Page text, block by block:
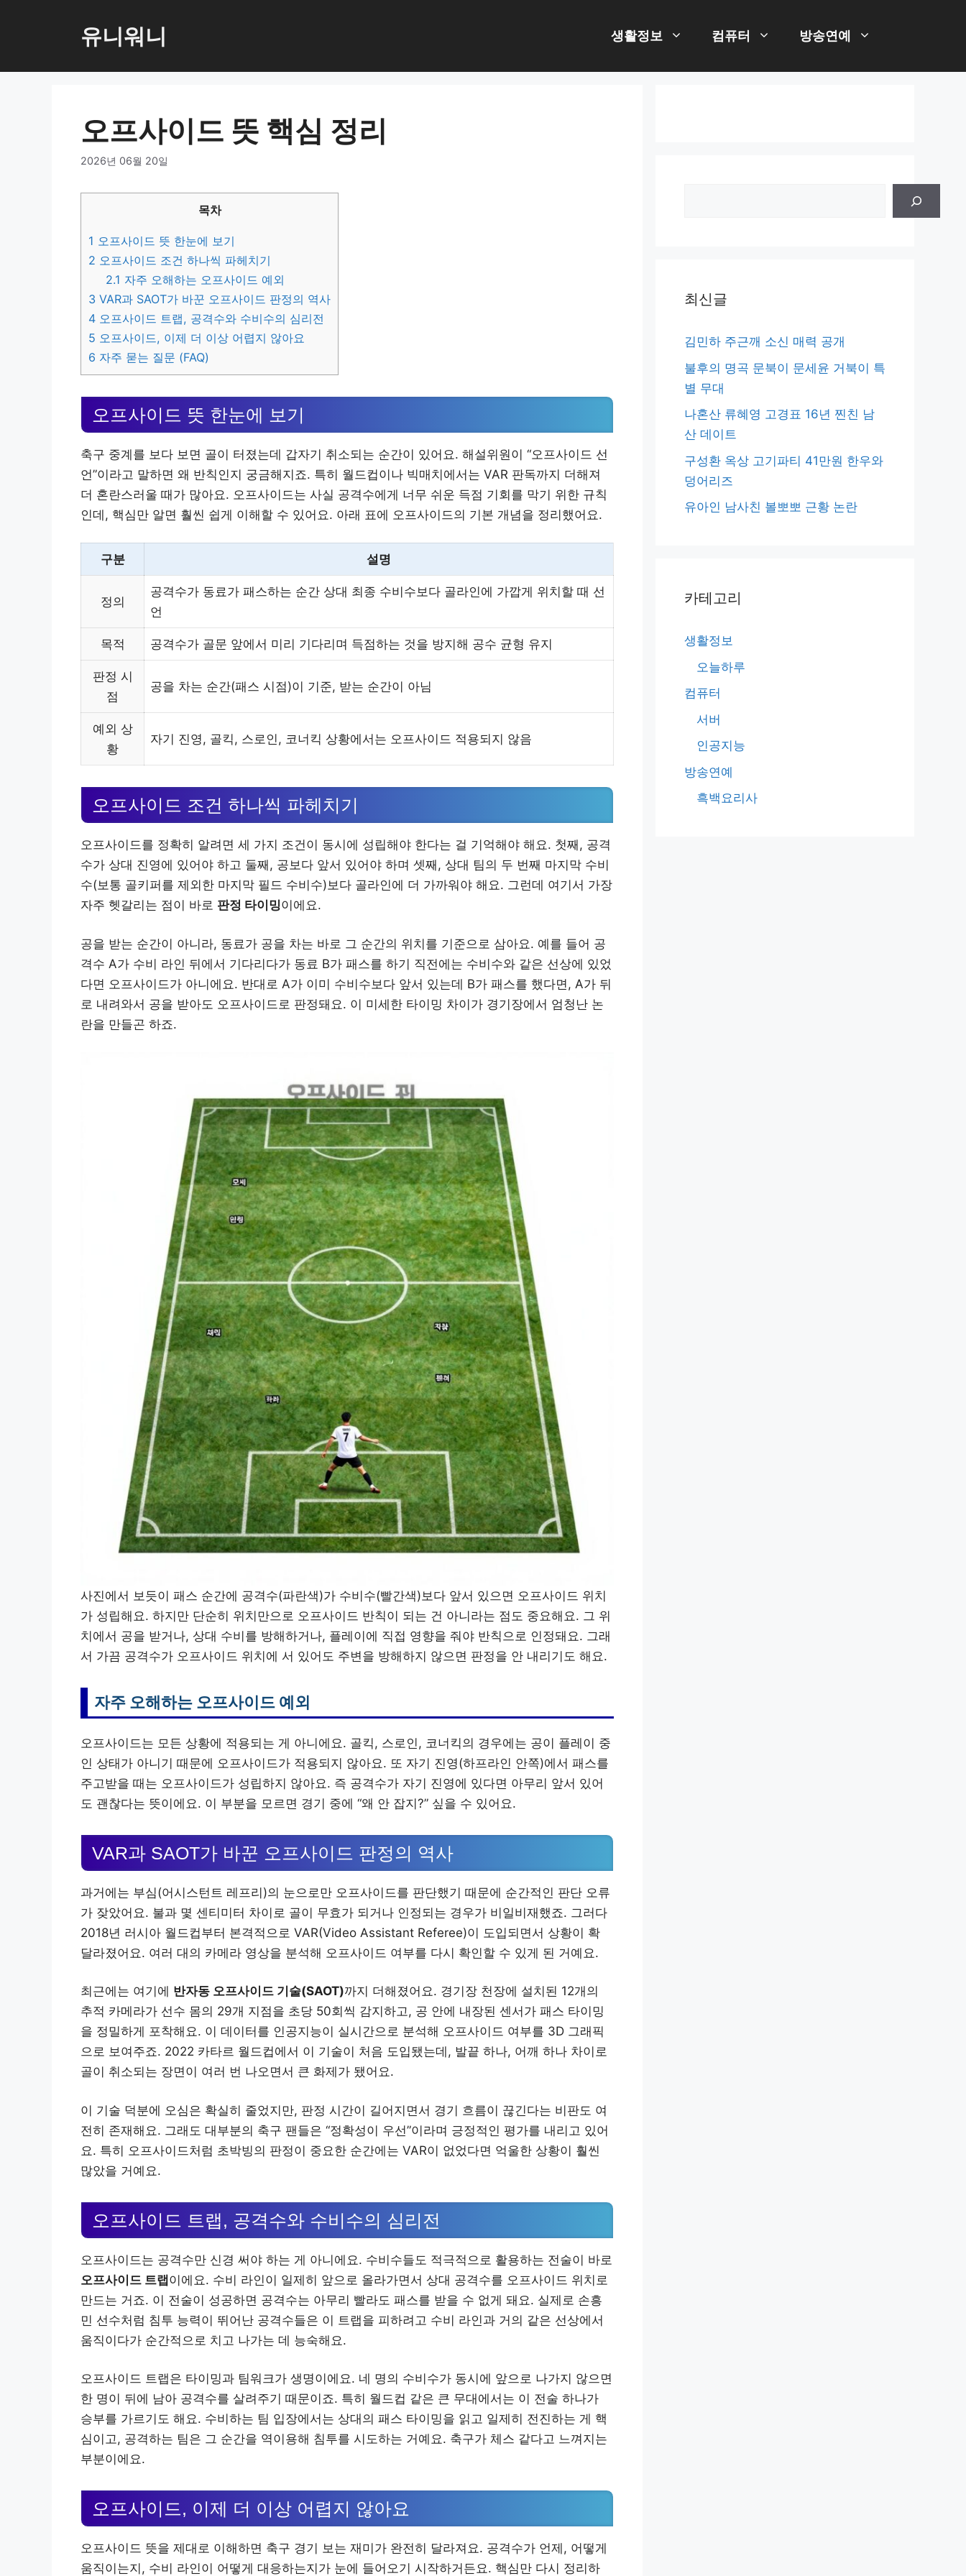
로
유니워니 생활정보 컴퓨터 방송연예
오프사이드 뜻 핵심 정리
2026년 06월 20일
목차
1 오프사이드 뜻 한눈에 보기
2 오프사이드 조건 하나씩 파헤치기
2.1 자주 오해하는 오프사이드 예외
3 VAR과 SAOT가 바꾼 오프사이드 판정의 역사
4 오프사이드 트랩, 공격수와 수비수의 심리전
5 오프사이드, 이제 더 이상 어렵지 않아요
6 자주 묻는 질문 (FAQ)
오프사이드 뜻 한눈에 보기
축구 중계를 보다 보면 골이 터졌는데 갑자기 취소되는 순간이 있어요. 해설위원이 “오프사이드 선
언”이라고 말하면 왜 반칙인지 궁금해지죠. 특히 월드컵이나 빅매치에서는 VAR 판독까지 더해져
더 혼란스러울 때가 많아요. 오프사이드는 사실 공격수에게 너무 쉬운 득점 기회를 막기 위한 규칙
인데, 핵심만 알면 훨씬 쉽게 이해할 수 있어요. 아래 표에 오프사이드의 기본 개념을 정리했어요.
구분 설명
정의
공격수가 동료가 패스하는 순간 상대 최종 수비수보다 골라인에 가깝게 위치할 때 선
언
목적 공격수가 골문 앞에서 미리 기다리며 득점하는 것을 방지해 공수 균형 유지
판정 시
점
공을 차는 순간(패스 시점)이 기준, 받는 순간이 아님
예외 상
황
자기 진영, 골킥, 스로인, 코너킥 상황에서는 오프사이드 적용되지 않음
오프사이드 조건 하나씩 파헤치기
오프사이드를 정확히 알려면 세 가지 조건이 동시에 성립해야 한다는 걸 기억해야 해요. 첫째, 공격
수가 상대 진영에 있어야 하고 둘째, 공보다 앞서 있어야 하며 셋째, 상대 팀의 두 번째 마지막 수비
수(보통 골키퍼를 제외한 마지막 필드 수비수)보다 골라인에 더 가까워야 해요. 그런데 여기서 가장
자주 헷갈리는 점이 바로 판정 타이밍이에요.
공을 받는 순간이 아니라, 동료가 공을 차는 바로 그 순간의 위치를 기준으로 삼아요. 예를 들어 공
격수 A가 수비 라인 뒤에서 기다리다가 동료 B가 패스를 하기 직전에는 수비수와 같은 선상에 있었
다면 오프사이드가 아니에요. 반대로 A가 이미 수비수보다 앞서 있는데 B가 패스를 했다면, A가 뒤
로 내려와서 공을 받아도 오프사이드로 판정돼요. 이 미세한 타이밍 차이가 경기장에서 엄청난 논
란을 만들곤 하죠.
사진에서 보듯이 패스 순간에 공격수(파란색)가 수비수(빨간색)보다 앞서 있으면 오프사이드 위치
가 성립해요. 하지만 단순히 위치만으로 오프사이드 반칙이 되는 건 아니라는 점도 중요해요. 그 위
치에서 공을 받거나, 상대 수비를 방해하거나, 플레이에 직접 영향을 줘야 반칙으로 인정돼요. 그래
서 가끔 공격수가 오프사이드 위치에 서 있어도 주변을 방해하지 않으면 판정을 안 내리기도 해요.
자주 오해하는 오프사이드 예외
오프사이드는 모든 상황에 적용되는 게 아니에요. 골킥, 스로인, 코너킥의 경우에는 공이 플레이 중
인 상태가 아니기 때문에 오프사이드가 적용되지 않아요. 또 자기 진영(하프라인 안쪽)에서 패스를
주고받을 때는 오프사이드가 성립하지 않아요. 즉 공격수가 자기 진영에 있다면 아무리 앞서 있어
도 괜찮다는 뜻이에요. 이 부분을 모르면 경기 중에 “왜 안 잡지?” 싶을 수 있어요.
VAR과 SAOT가 바꾼 오프사이드 판정의 역사
과거에는 부심(어시스턴트 레프리)의 눈으로만 오프사이드를 판단했기 때문에 순간적인 판단 오류
가 잦았어요. 불과 몇 센티미터 차이로 골이 무효가 되거나 인정되는 경우가 비일비재했죠. 그러다
2018년 러시아 월드컵부터 본격적으로 VAR(Video Assistant Referee)이 도입되면서 상황이 확
달라졌어요. 여러 대의 카메라 영상을 분석해 오프사이드 여부를 다시 확인할 수 있게 된 거예요.
최근에는 여기에 반자동 오프사이드 기술(SAOT)까지 더해졌어요. 경기장 천장에 설치된 12개의
추적 카메라가 선수 몸의 29개 지점을 초당 50회씩 감지하고, 공 안에 내장된 센서가 패스 타이밍
을 정밀하게 포착해요. 이 데이터를 인공지능이 실시간으로 분석해 오프사이드 여부를 3D 그래픽
으로 보여주죠. 2022 카타르 월드컵에서 이 기술이 처음 도입됐는데, 발끝 하나, 어깨 하나 차이로
골이 취소되는 장면이 여러 번 나오면서 큰 화제가 됐어요.
이 기술 덕분에 오심은 확실히 줄었지만, 판정 시간이 길어지면서 경기 흐름이 끊긴다는 비판도 여
전히 존재해요. 그래도 대부분의 축구 팬들은 “정확성이 우선”이라며 긍정적인 평가를 내리고 있어
요. 특히 오프사이드처럼 초박빙의 판정이 중요한 순간에는 VAR이 없었다면 억울한 상황이 훨씬
많았을 거예요.
오프사이드 트랩, 공격수와 수비수의 심리전
오프사이드는 공격수만 신경 써야 하는 게 아니에요. 수비수들도 적극적으로 활용하는 전술이 바로
오프사이드 트랩이에요. 수비 라인이 일제히 앞으로 올라가면서 상대 공격수를 오프사이드 위치로
만드는 거죠. 이 전술이 성공하면 공격수는 아무리 빨라도 패스를 받을 수 없게 돼요. 실제로 손흥
민 선수처럼 침투 능력이 뛰어난 공격수들은 이 트랩을 피하려고 수비 라인과 거의 같은 선상에서
움직이다가 순간적으로 치고 나가는 데 능숙해요.
오프사이드 트랩은 타이밍과 팀워크가 생명이에요. 네 명의 수비수가 동시에 앞으로 나가지 않으면
한 명이 뒤에 남아 공격수를 살려주기 때문이죠. 특히 월드컵 같은 큰 무대에서는 이 전술 하나가
승부를 가르기도 해요. 수비하는 팀 입장에서는 상대의 패스 타이밍을 읽고 일제히 전진하는 게 핵
심이고, 공격하는 팀은 그 순간을 역이용해 침투를 시도하는 거예요. 축구가 체스 같다고 느껴지는
부분이에요.
오프사이드, 이제 더 이상 어렵지 않아요
오프사이드 뜻을 제대로 이해하면 축구 경기 보는 재미가 완전히 달라져요. 공격수가 언제, 어떻게
움직이는지, 수비 라인이 어떻게 대응하는지가 눈에 들어오기 시작하거든요. 핵심만 다시 정리하
최신글
김민하 주근깨 소신 매력 공개
불후의 명곡 문북이 문세윤 거북이 특
별 무대
나혼산 류혜영 고경표 16년 찐친 남
산 데이트
구성환 옥상 고기파티 41만원 한우와
덩어리즈
유아인 남사친 볼뽀뽀 근황 논란
카테고리
생활정보
오늘하루
컴퓨터
서버
인공지능
방송연예
흑백요리사